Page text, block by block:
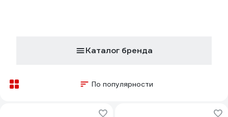
Каталог бренда
По популярности